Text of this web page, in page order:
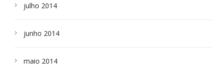
julho 2014
junho 2014
maio 2014